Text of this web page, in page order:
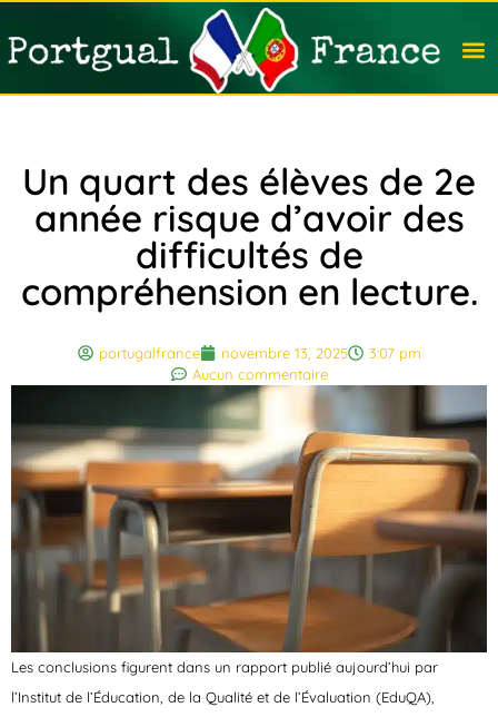
Un quart des élèves de 2e
année risque d’avoir des
difficultés de
compréhension en lecture.
portugalfrance novembre 13, 2025
3:07 pm
Aucun commentaire
Les conclusions figurent dans un rapport publié aujourd’hui par
l’Institut de l’Éducation, de la Qualité et de l’Évaluation (EduQA),